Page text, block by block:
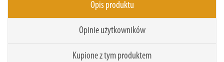
Opis produktu
Opinie użytkowników
Kupione z tym produktem